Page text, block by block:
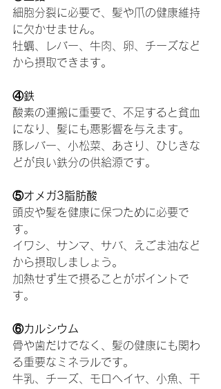
細胞分裂に必要で、髪や爪の健康維持
に欠かせません。
牡蠣、レバー、牛肉、卵、チーズなど
から摂取できます。
④鉄
酸素の運搬に重要で、不足すると貧血
になり、髪にも悪影響を与えます。
豚レバー、小松菜、あさり、ひじきな
どが良い鉄分の供給源です。
⑤オメガ3脂肪酸
頭皮や髪を健康に保つために必要で
す。
イワシ、サンマ、サバ、えごま油など
から摂取しましょう。
加熱せず生で摂ることがポイントで
す。
⑥カルシウム
骨や歯だけでなく、髪の健康にも関わ
る重要なミネラルです。
牛乳、チーズ、モロヘイヤ、小魚、干